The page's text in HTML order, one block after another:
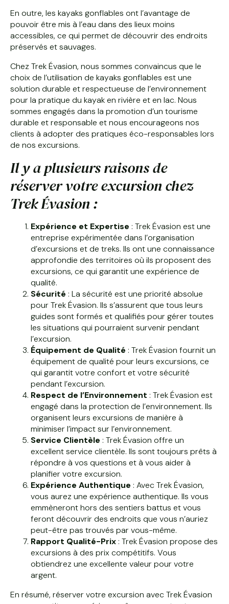
En outre, les kayaks gonflables ont l’avantage de
pouvoir être mis à l’eau dans des lieux moins
accessibles, ce qui permet de découvrir des endroits
préservés et sauvages.
Chez Trek Évasion, nous sommes convaincus que le
choix de l’utilisation de kayaks gonflables est une
solution durable et respectueuse de l’environnement
pour la pratique du kayak en rivière et en lac. Nous
sommes engagés dans la promotion d’un tourisme
durable et responsable et nous encourageons nos
clients à adopter des pratiques éco-responsables lors
de nos excursions.
Il y a plusieurs raisons de
réserver votre excursion chez
Trek Évasion :
Expérience et Expertise : Trek Évasion est une
entreprise expérimentée dans l’organisation
d’excursions et de treks. Ils ont une connaissance
approfondie des territoires où ils proposent des
excursions, ce qui garantit une expérience de
qualité.
Sécurité : La sécurité est une priorité absolue
pour Trek Évasion. Ils s’assurent que tous leurs
guides sont formés et qualifiés pour gérer toutes
les situations qui pourraient survenir pendant
l’excursion.
Équipement de Qualité : Trek Évasion fournit un
équipement de qualité pour leurs excursions, ce
qui garantit votre confort et votre sécurité
pendant l’excursion.
Respect de l’Environnement : Trek Évasion est
engagé dans la protection de l’environnement. Ils
organisent leurs excursions de manière à
minimiser l’impact sur l’environnement.
Service Clientèle : Trek Évasion offre un
excellent service clientèle. Ils sont toujours prêts à
répondre à vos questions et à vous aider à
planifier votre excursion.
Expérience Authentique : Avec Trek Évasion,
vous aurez une expérience authentique. Ils vous
emmèneront hors des sentiers battus et vous
feront découvrir des endroits que vous n’auriez
peut-être pas trouvés par vous-même.
Rapport Qualité-Prix : Trek Évasion propose des
excursions à des prix compétitifs. Vous
obtiendrez une excellente valeur pour votre
argent.
En résumé, réserver votre excursion avec Trek Évasion